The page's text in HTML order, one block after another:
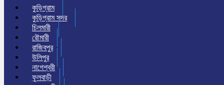
কুড়িগ্রাম
কুড়িগ্রাম সদর
চিলমারী
রৌমারী
রাজিবপুর
উলিপুর
নাগেশ্বরী
ফুলবাড়ী